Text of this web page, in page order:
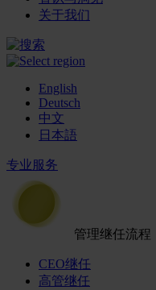
关于我们
English
Deutsch
中文
日本語
专业服务
管理继任流程
CEO继任
高管继任